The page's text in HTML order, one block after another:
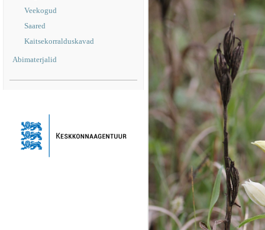
Veekogud
Saared
Kaitsekorralduskavad
Abimaterjalid